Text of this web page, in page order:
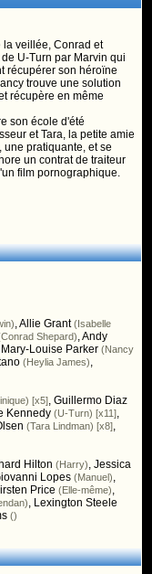
la veillée, Conrad et
U-Turn par Marvin qui
récupérer son héroïne
trouve une solution
récupère en même
son école d'été
et Tara, la petite amie
pratiquante, et se
un contrat de traiteur
film pornographique.
,Allie Grant (Isabelle
Shepard),Andy
Mary-Louise Parker (Nancy
(Heylia James),
[x5],Guillermo Diaz
Kennedy (U-Turn) [x11],
(Tara Lindman) [x8],
Hilton (Harry),Jessica
Lopes (Manuel),
Price (Elle-même),
, Lexington Steele
()